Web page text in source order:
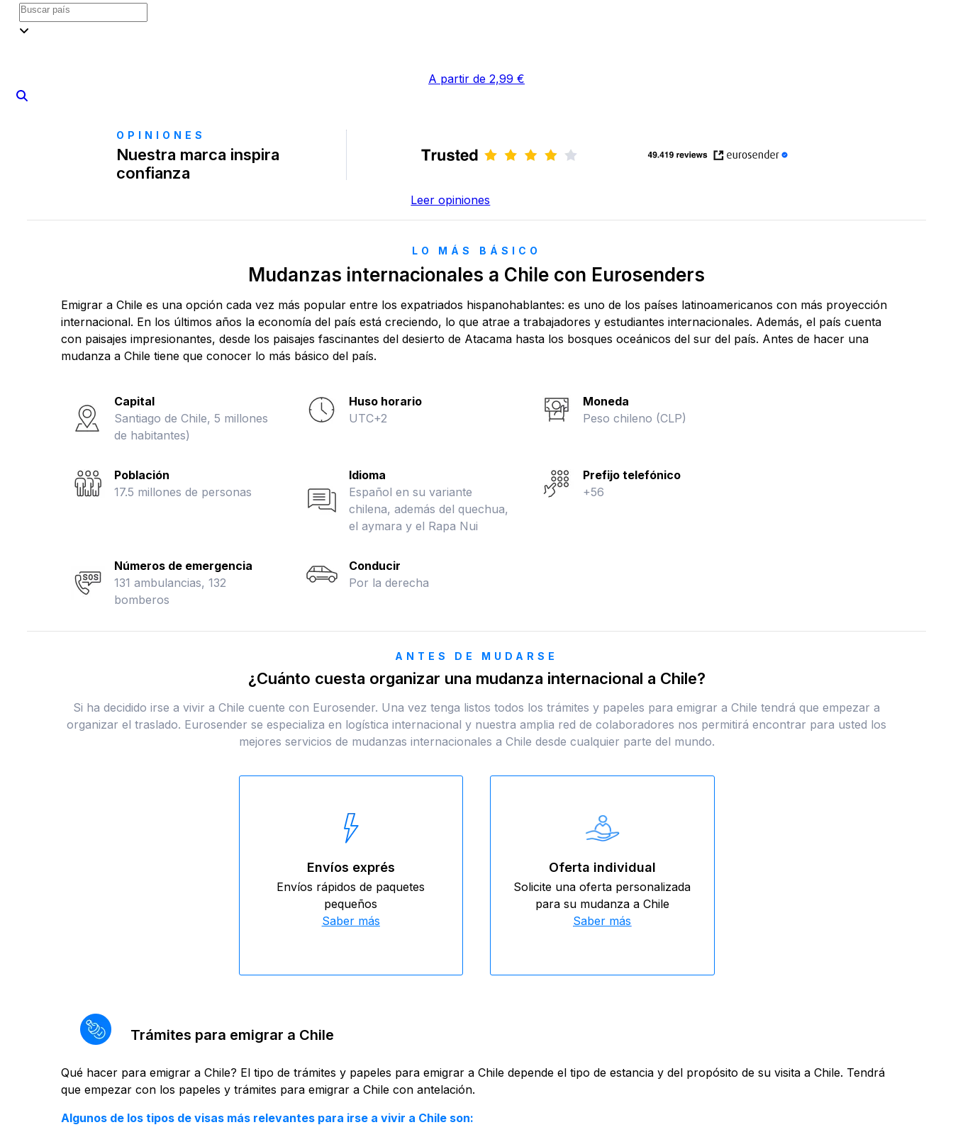
A partir de 2,99 €
OPINIONES
Nuestra marca inspira
confianza
Leer opiniones
LO MÁS BÁSICO
Mudanzas internacionales a Chile con Eurosenders
Emigrar a Chile es una opción cada vez más popular entre los expatriados hispanohablantes: es uno de los países latinoamericanos con más proyección
internacional. En los últimos años la economía del país está creciendo, lo que atrae a trabajadores y estudiantes internacionales. Además, el país cuenta
con paisajes impresionantes, desde los paisajes fascinantes del desierto de Atacama hasta los bosques oceánicos del sur del país. Antes de hacer una
mudanza a Chile tiene que conocer lo más básico del país.
Capital
Santiago de Chile, 5 millones
de habitantes)
Huso horario
UTC+2
Moneda
Peso chileno (CLP)
Población
17.5 millones de personas
Idioma
Español en su variante
chilena, además del quechua,
el aymara y el Rapa Nui
Prefijo telefónico
+56
Números de emergencia
131 ambulancias, 132
bomberos
Conducir
Por la derecha
ANTES DE MUDARSE
¿Cuánto cuesta organizar una mudanza internacional a Chile?
Si ha decidido irse a vivir a Chile cuente con Eurosender. Una vez tenga listos todos los trámites y papeles para emigrar a Chile tendrá que empezar a
organizar el traslado. Eurosender se especializa en logística internacional y nuestra amplia red de colaboradores nos permitirá encontrar para usted los
mejores servicios de mudanzas internacionales a Chile desde cualquier parte del mundo.
Envíos exprés
Envíos rápidos de paquetes
pequeños
Saber más
Oferta individual
Solicite una oferta personalizada
para su mudanza a Chile
Saber más
Trámites para emigrar a Chile
Qué hacer para emigrar a Chile? El tipo de trámites y papeles para emigrar a Chile depende el tipo de estancia y del propósito de su visita a Chile. Tendrá
que empezar con los papeles y trámites para emigrar a Chile con antelación.
Algunos de los tipos de visas más relevantes para irse a vivir a Chile son: